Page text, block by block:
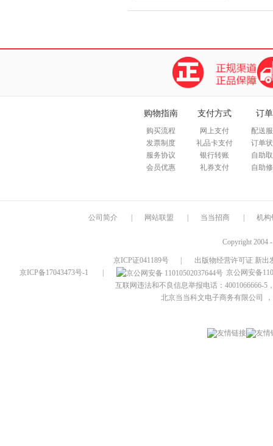
购物指南
购买流程
发票制度
服务协议
会员优惠
支付方式
网上支付
礼品卡支付
银行转账
礼券支付
订
配送
订单
自助
自助
公司简介 网站联盟 当当招商 机构
Copyright 2004
京ICP证041189号
出版物经营许可证 新出
京ICP备17043473号-1
京公网安备
互联网违法和不良信息举报电话：4001066666-5
北京当当科文电子商务有限公司